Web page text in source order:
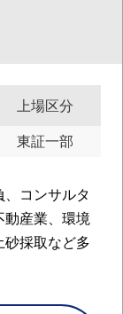
上場区分
東証一部
、コンサルタ
動産業、環境
砂採取など多